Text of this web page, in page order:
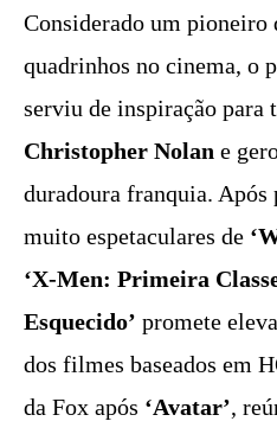
Considerado um pioneiro
quadrinhos no cinema, o
serviu de inspiração para
Christopher Nolan e
duradoura franquia. Após
muito espetaculares de
‘X-Men: Primeira
Esquecido’ promete
dos filmes baseados em
da Fox após ‘Avatar’,